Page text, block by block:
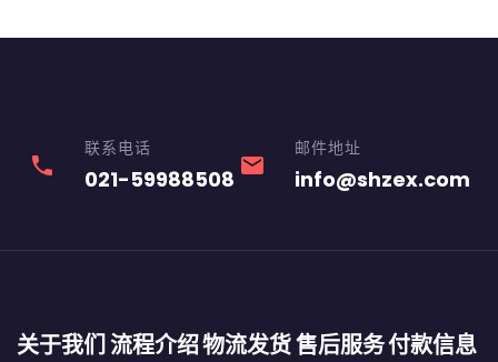
phone
联系电话
021-59988508 email
邮件地址
info@shzex.com
关于我们流程介绍物流发货售后服务付款信息